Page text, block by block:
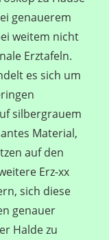
genauerem
weitem nicht
Erztafeln.
es sich um
silbergrauem
Material,
auf den
Erz-xx
sich diese
genauer
Halde zu